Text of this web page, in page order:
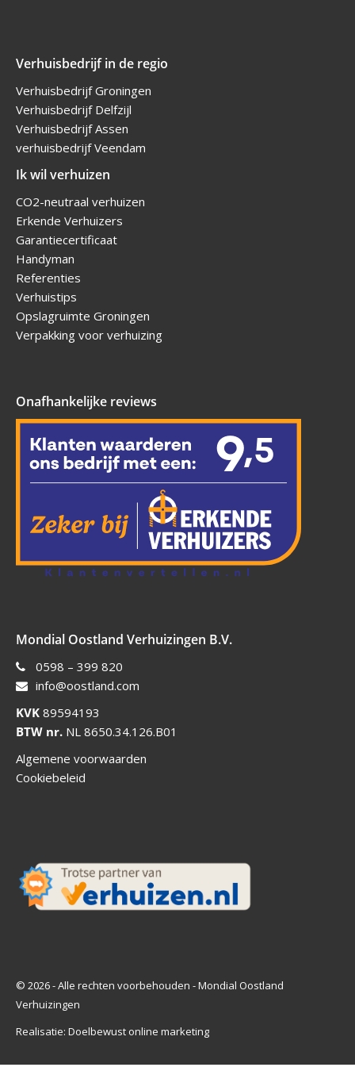
Verhuisbedrijf in de regio
Verhuisbedrijf Groningen
Verhuisbedrijf Delfzijl
Verhuisbedrijf Assen
verhuisbedrijf Veendam
Ik wil verhuizen
CO2-neutraal verhuizen
Erkende Verhuizers
Garantiecertificaat
Handyman
Referenties
Verhuistips
Opslagruimte Groningen
Verpakking voor verhuizing
Onafhankelijke reviews
Mondial Oostland Verhuizingen B.V.
0598 – 399 820
info@oostland.com
KVK 89594193
BTW nr. NL 8650.34.126.B01
Algemene voorwaarden
Cookiebeleid
© 2026 - Alle rechten voorbehouden - Mondial Oostland
Verhuizingen
Realisatie: Doelbewust online marketing